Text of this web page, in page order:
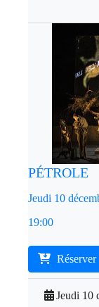
PÉTROLE
Jeudi 10
19:00
Réserver
Jeudi 10